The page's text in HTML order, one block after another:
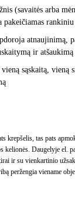
(savaitės arba
pakeičiamas
atnaujinimą,
ir atšaukimą
sąskaitą, vieną
krepšelis, tas pats
kelionės. Daugelyje el.
ir su vienkartinio
peržengia viename